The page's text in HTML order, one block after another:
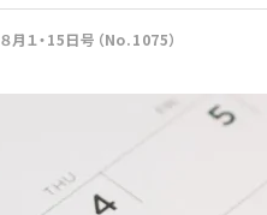
８月１・15日号（No.1075）